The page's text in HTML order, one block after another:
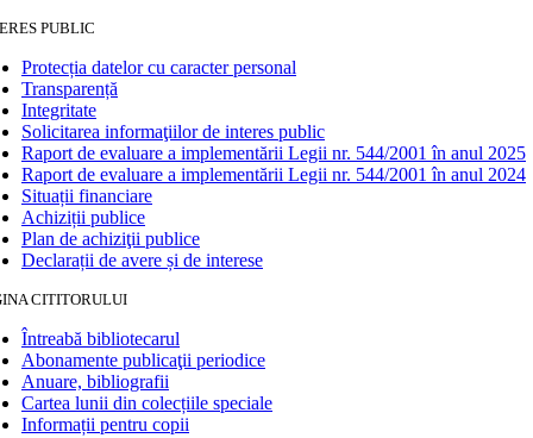
PUBLIC
Protecția datelor cu caracter personal
Transparență
Integritate
Solicitarea informaţiilor de interes public
Raport de evaluare a implementării Legii nr. 544/2001 în anul 2025
Raport de evaluare a implementării Legii nr. 544/2001 în anul 2024
Situații financiare
Achiziții publice
Plan de achiziţii publice
Declarații de avere și de interese
CITITORULUI
Întreabă bibliotecarul
Abonamente publicaţii periodice
Anuare, bibliografii
Cartea lunii din colecțiile speciale
Informații pentru copii